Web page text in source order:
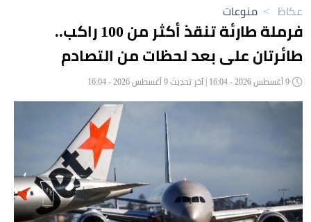
عكاظ > منوعات
فرملة طارئة تنقذ أكثر من 100 راكب..
طائرتان على بعد لحظات من التصادم